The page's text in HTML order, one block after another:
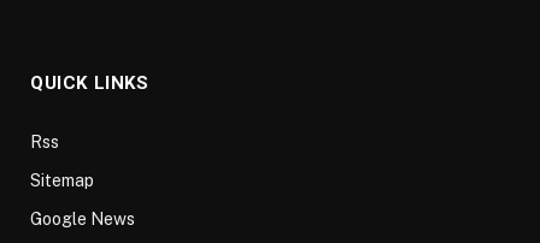
QUICK LINKS
Rss
Sitemap
Google News